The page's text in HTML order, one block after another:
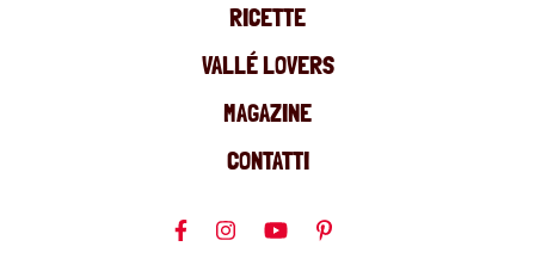
RICETTE
VALLÉ LOVERS
MAGAZINE
CONTATTI